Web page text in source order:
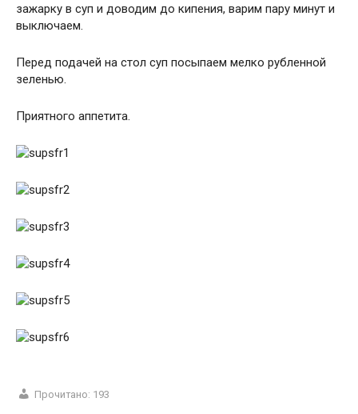
зажарку в суп и доводим до кипения, варим пару минут и
выключаем.
Перед подачей на стол суп посыпаем мелко рубленной
зеленью.
Приятного аппетита.
Прочитано: 193